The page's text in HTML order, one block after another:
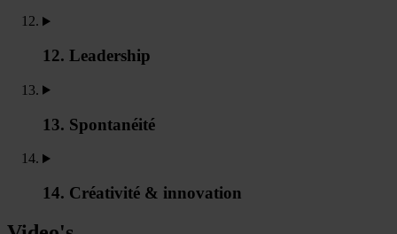
12. Leadership
13. Spontanéité
14. Créativité & innovation